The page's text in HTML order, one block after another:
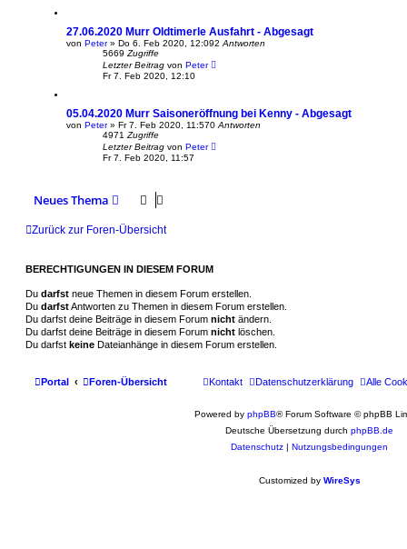
27.06.2020 Murr Oldtimerle Ausfahrt - Abgesagt
von Peter» Do 6. Feb 2020, 12:092 Antworten
5669 Zugriffe
Letzter Beitrag von Peter
Fr 7. Feb 2020, 12:10
05.04.2020 Murr Saisoneröffnung bei Kenny - Abgesagt
von Peter» Fr 7. Feb 2020, 11:570 Antworten
4971 Zugriffe
Letzter Beitrag von Peter
Fr 7. Feb 2020, 11:57
Neues Thema
Zurück zur Foren-Übersicht
BERECHTIGUNGEN IN DIESEM FORUM
Du darfst neue Themen in diesem Forum erstellen.
Du darfstAntworten zu Themen in diesem Forum erstellen.
Du darfst deine Beiträge in diesem Forum nicht ändern.
Du darfst deine Beiträge in diesem Forum nicht löschen.
Du darfst keine Dateianhänge in diesem Forum erstellen.
Portal Foren-Übersicht Alle
Datenschutzerklärung
Kontakt
Powered by phpBB® Forum Software © phpBB
Deutsche Übersetzung durch phpBB.de
Datenschutz | Nutzungsbedingungen
Customized by WireSys